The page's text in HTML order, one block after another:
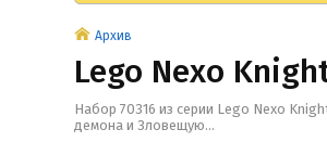
Архив
Lego Nexo
Набор 70316 из серии Lego Nexo
демона и Зловещую...